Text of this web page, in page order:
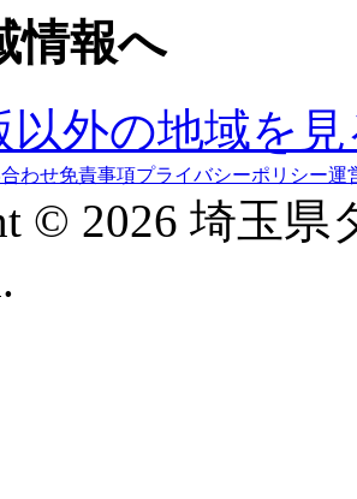
情報へ
以外の地域を
わせ免責事項プライバシーポリシー運
© 2026 埼玉